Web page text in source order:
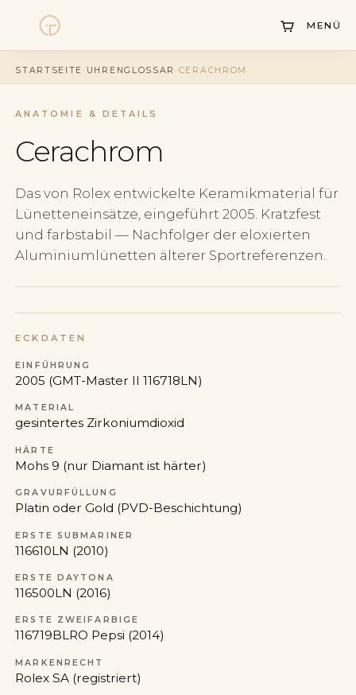
MENÜ
Uhren
Service
Geschichte
Horology Hub
STARTSEITE · UHRENGLOSSAR · CERACHROM
ANATOMIE & DETAILS
Cerachrom
Das von Rolex entwickelte Keramikmaterial für
Lünetteneinsätze, eingeführt 2005. Kratzfest
und farbstabil — Nachfolger der eloxierten
Aluminiumlünetten älterer Sportreferenzen.
ECKDATEN
EINFÜHRUNG
2005 (GMT-Master II 116718LN)
MATERIAL
gesintertes Zirkoniumdioxid
HÄRTE
Mohs 9 (nur Diamant ist härter)
GRAVURFÜLLUNG
Platin oder Gold (PVD-Beschichtung)
ERSTE SUBMARINER
116610LN (2010)
ERSTE DAYTONA
116500LN (2016)
ERSTE ZWEIFARBIGE
116719BLRO Pepsi (2014)
MARKENRECHT
Rolex SA (registriert)